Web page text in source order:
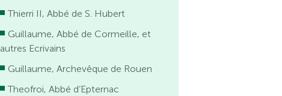
Thierri II, Abbé de S. Hubert
Guillaume, Abbé de Cormeille, et
autres Ecrivains
Guillaume, Archevêque de Rouen
Theofroi, Abbé d’Epternac